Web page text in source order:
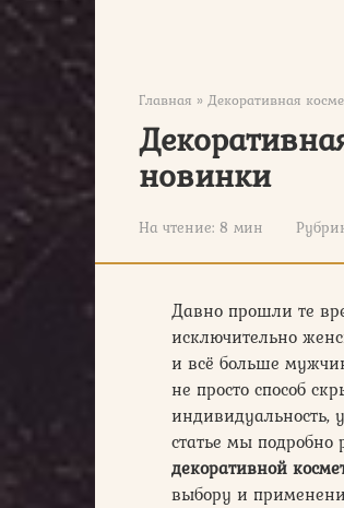
Главная » Декоративная
новинки
На чтение: 8 мин
Давно прошли те
исключительно
и всё больше
не просто способ
индивидуальность,
статье мы подробно
декоративной
выбору и